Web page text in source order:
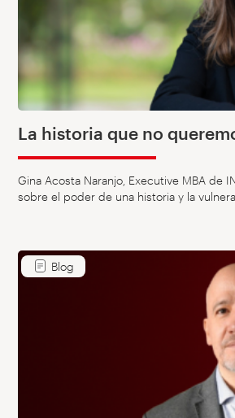
La historia que no
Gina Acosta Naranjo, Executive MBA de
sobre el poder de una historia y la
Blog